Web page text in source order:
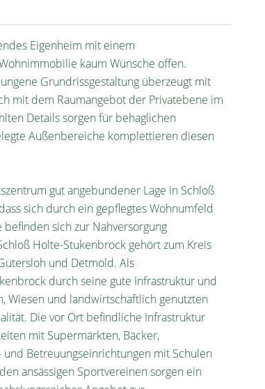
Eigenheim mit einem
kaum Wünsche offen.
Grundrissgestaltung überzeugt mit
mit dem Raumangebot der Privatebene im
Details sorgen für behaglichen
Außenbereiche komplettieren diesen
gut angebundener Lage in Schloß
sich durch ein gepflegtes Wohnumfeld
sich zur Nahversorgung
Holte-Stukenbrock gehört zum Kreis
und Detmold. Als
durch seine gute Infrastruktur und
Wiesen und landwirtschaftlich genutzten
Die vor Ort befindliche Infrastruktur
mit Supermärkten, Bäcker,
Betreuungseinrichtungen mit Schulen
ansässigen Sportvereinen sorgen ein